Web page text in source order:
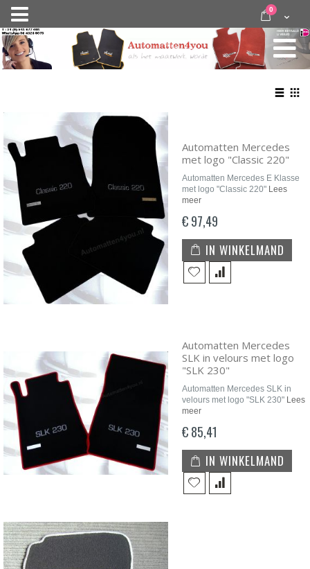
Nav
activeren
door
inhoud
Cart
0 items
Automatten Mercedes
met logo "Classic 220"
Automatten Mercedes E Klasse
met logo "Classic 220" Lees
meer
€ 97,49
IN WINKELMAND
Automatten Mercedes
SLK in velours met logo
"SLK 230"
Automatten Mercedes SLK in
velours met logo "SLK 230" Lees
meer
€ 85,41
IN WINKELMAND